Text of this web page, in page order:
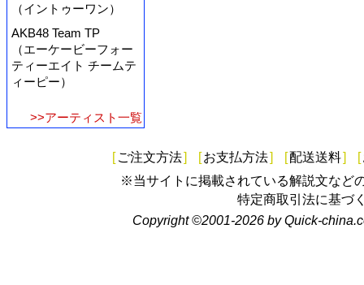
（イントゥーワン）
AKB48 Team TP
（エーケービーフォー
ティーエイト チームテ
ィーピー）
>>アーティスト一覧
[ ご注文方法] [お支払方法] [配送送料] [
※当サイトに掲載されている解説文など
特定商取引法に基づ
Copyright ©2001-2026 by Quick-